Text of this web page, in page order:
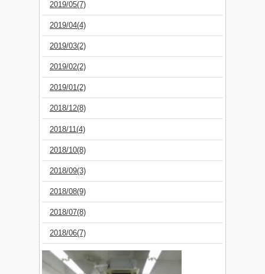
2019/05(7)
2019/04(4)
2019/03(2)
2019/02(2)
2019/01(2)
2018/12(8)
2018/11(4)
2018/10(8)
2018/09(3)
2018/08(9)
2018/07(8)
2018/06(7)